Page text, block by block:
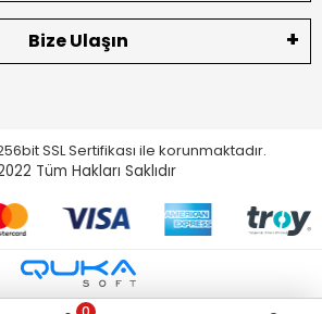
Bize Ulaşın
SSL Sertifikası ile korunmaktadır.
Tüm Hakları Saklıdır